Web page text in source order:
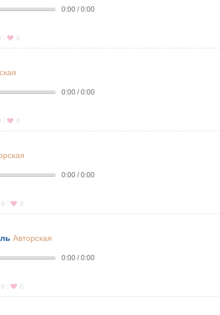
0:00 / 0:00
0
0:00 / 0:00
0
0:00 / 0:00
0 0
Авторская
0:00 / 0:00
0 0